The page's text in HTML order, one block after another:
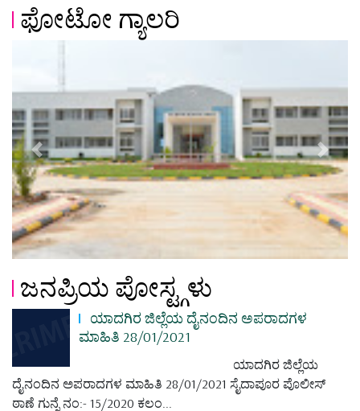
ಫೋಟೋ ಗ್ಯಾಲರಿ
Previous Next
ಜನಪ್ರಿಯ ಪೋಸ್ಟ್ಗಳು
ಯಾದಗಿರ ಜಿಲ್ಲೆಯ ದೈನಂದಿನ ಅಪರಾದಗಳ
ಮಾಹಿತಿ 28/01/2021
ಯಾದಗಿರ ಜಿಲ್ಲೆಯ
ದೈನಂದಿನ ಅಪರಾದಗಳ ಮಾಹಿತಿ 28/01/2021 ಸೈದಾಪೂರ ಪೊಲೀಸ್
ಠಾಣೆ ಗುನ್ನೆ ನಂ:- 15/2020 ಕಲಂ...